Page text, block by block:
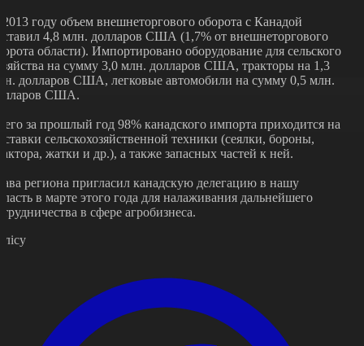
году объем внешнеторгового оборота с Канадой
4,8 млн. долларов США (1,7% от внешнеторгового
области). Импортировано оборудование для сельского
на сумму 3,0 млн. долларов США, тракторы на 1,3
долларов США, легковые автомобили на сумму 0,5 млн.
США.
за прошлый год 98% канадского импорта приходится на
сельскохозяйственной техники (сеялки, бороны,
жатки и др.), а также запасных частей к ней.
региона пригласил канадскую делегацию в нашу
в марте этого года для налаживания дальнейшего
в сфере агробизнеса.